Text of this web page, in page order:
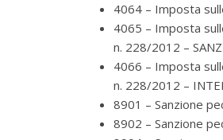
4064 – Imposta
4065 – Imposta
n. 228/2012 –
4066 – Imposta
n. 228/2012 –
8901 – Sanzione
8902 – Sanzione